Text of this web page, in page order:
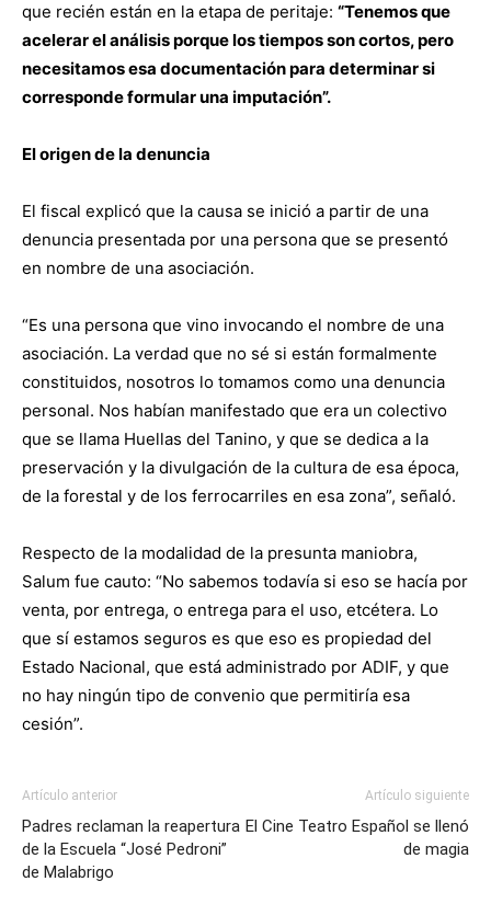
que recién están en la etapa de peritaje: “Tenemos que
acelerar el análisis porque los tiempos son cortos, pero
necesitamos esa documentación para determinar si
corresponde formular una imputación”.
El origen de la denuncia
El fiscal explicó que la causa se inició a partir de una
denuncia presentada por una persona que se presentó
en nombre de una asociación.
“Es una persona que vino invocando el nombre de una
asociación. La verdad que no sé si están formalmente
constituidos, nosotros lo tomamos como una denuncia
personal. Nos habían manifestado que era un colectivo
que se llama Huellas del Tanino, y que se dedica a la
preservación y la divulgación de la cultura de esa época,
de la forestal y de los ferrocarriles en esa zona”, señaló.
Respecto de la modalidad de la presunta maniobra,
Salum fue cauto: “No sabemos todavía si eso se hacía por
venta, por entrega, o entrega para el uso, etcétera. Lo
que sí estamos seguros es que eso es propiedad del
Estado Nacional, que está administrado por ADIF, y que
no hay ningún tipo de convenio que permitiría esa
cesión”.
Artículo anterior
Padres reclaman la reapertura
de la Escuela “José Pedroni”
de Malabrigo
Artículo siguiente
El Cine Teatro Español se llenó
de magia